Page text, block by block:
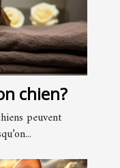
chien?
peuvent